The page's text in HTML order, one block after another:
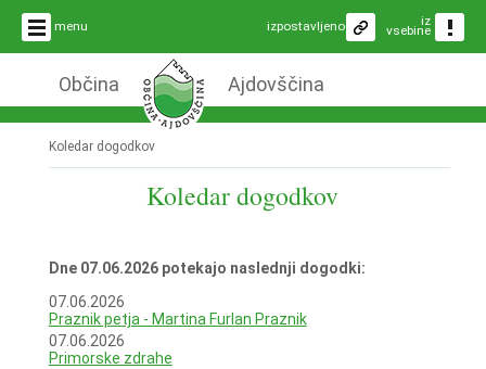
menu iz
vsebine
izpostavljeno
Občina Ajdovščina
Koledar dogodkov
Koledar dogodkov
Dne 07.06.2026 potekajo naslednji dogodki:
07.06.2026
Praznik petja - Martina Furlan Praznik
07.06.2026
Primorske zdrahe